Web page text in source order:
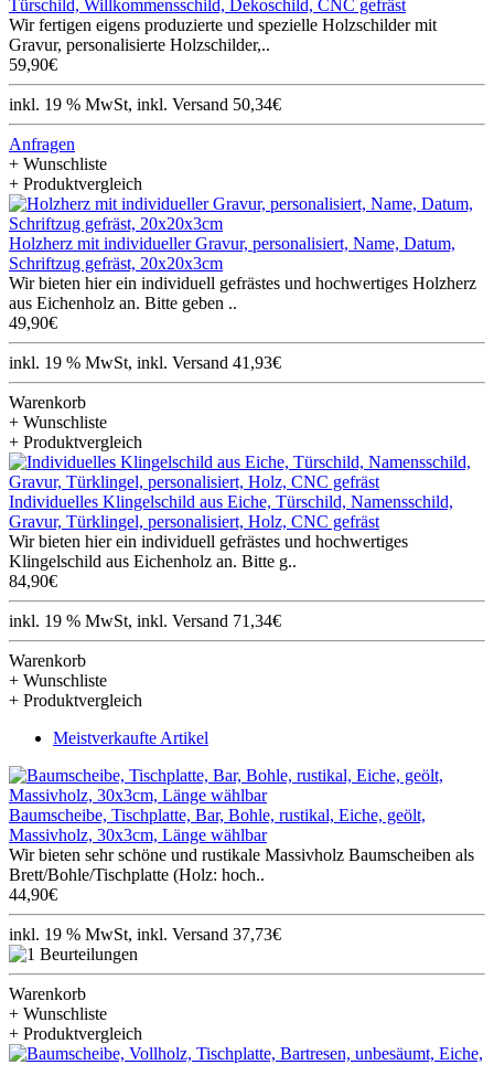
Türschild, Willkommensschild, Dekoschild, CNC gefräst
Wir fertigen eigens produzierte und spezielle Holzschilder mit
Gravur, personalisierte Holzschilder,..
59,90€
inkl. 19 % MwSt, inkl. Versand 50,34€
Anfragen
+ Wunschliste
+ Produktvergleich
Holzherz mit individueller Gravur, personalisiert, Name, Datum,
Schriftzug gefräst, 20x20x3cm
Wir bieten hier ein individuell gefrästes und hochwertiges Holzherz
aus Eichenholz an. Bitte geben ..
49,90€
inkl. 19 % MwSt, inkl. Versand 41,93€
Warenkorb
+ Wunschliste
+ Produktvergleich
Individuelles Klingelschild aus Eiche, Türschild, Namensschild,
Gravur, Türklingel, personalisiert, Holz, CNC gefräst
Wir bieten hier ein individuell gefrästes und hochwertiges
Klingelschild aus Eichenholz an. Bitte g..
84,90€
inkl. 19 % MwSt, inkl. Versand 71,34€
Warenkorb
+ Wunschliste
+ Produktvergleich
Meistverkaufte Artikel
Baumscheibe, Tischplatte, Bar, Bohle, rustikal, Eiche, geölt,
Massivholz, 30x3cm, Länge wählbar
Wir bieten sehr schöne und rustikale Massivholz Baumscheiben als
Brett/Bohle/Tischplatte (Holz: hoch..
44,90€
inkl. 19 % MwSt, inkl. Versand 37,73€
Warenkorb
+ Wunschliste
+ Produktvergleich